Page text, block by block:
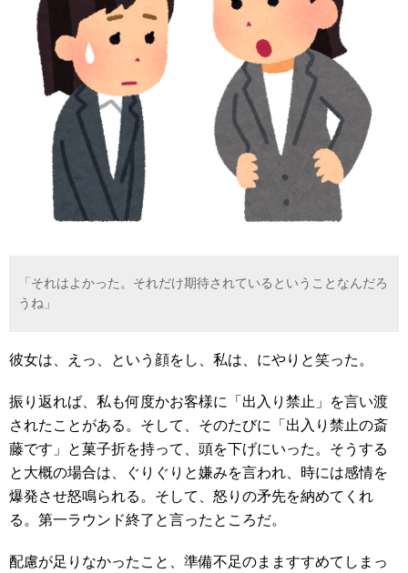
「それはよかった。それだけ期待されているということなんだろ
うね」
彼女は、えっ、という顔をし、私は、にやりと笑った。
振り返れば、私も何度かお客様に「出入り禁止」を言い渡
されたことがある。そして、そのたびに「出入り禁止の斎
藤です」と菓子折を持って、頭を下げにいった。そうする
と大概の場合は、ぐりぐりと嫌みを言われ、時には感情を
爆発させ怒鳴られる。そして、怒りの矛先を納めてくれ
る。第一ラウンド終了と言ったところだ。
配慮が足りなかったこと、準備不足のまますすめてしまっ